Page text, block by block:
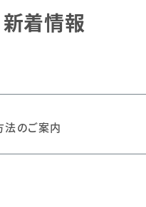
新着情報
法のご案内